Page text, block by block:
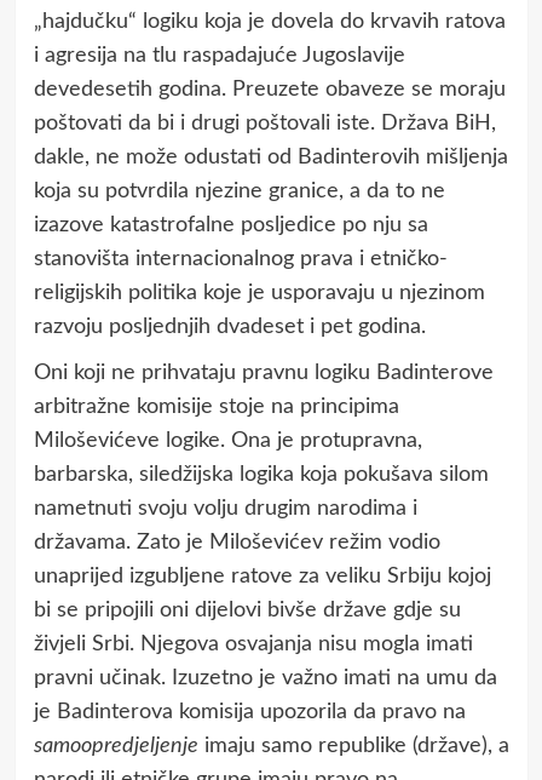
„hajdučku“ logiku koja je dovela do krvavih ratova
i agresija na tlu raspadajuće Jugoslavije
devedesetih godina. Preuzete obaveze se moraju
poštovati da bi i drugi poštovali iste. Država BiH,
dakle, ne može odustati od Badinterovih mišljenja
koja su potvrdila njezine granice, a da to ne
izazove katastrofalne posljedice po nju sa
stanovišta internacionalnog prava i etničko-
religijskih politika koje je usporavaju u njezinom
razvoju posljednjih dvadeset i pet godina.
Oni koji ne prihvataju pravnu logiku Badinterove
arbitražne komisije stoje na principima
Miloševićeve logike. Ona je protupravna,
barbarska, siledžijska logika koja pokušava silom
nametnuti svoju volju drugim narodima i
državama. Zato je Miloševićev režim vodio
unaprijed izgubljene ratove za veliku Srbiju kojoj
bi se pripojili oni dijelovi bivše države gdje su
živjeli Srbi. Njegova osvajanja nisu mogla imati
pravni učinak. Izuzetno je važno imati na umu da
je Badinterova komisija upozorila da pravo na
samoopredjeljenje imaju samo republike (države), a